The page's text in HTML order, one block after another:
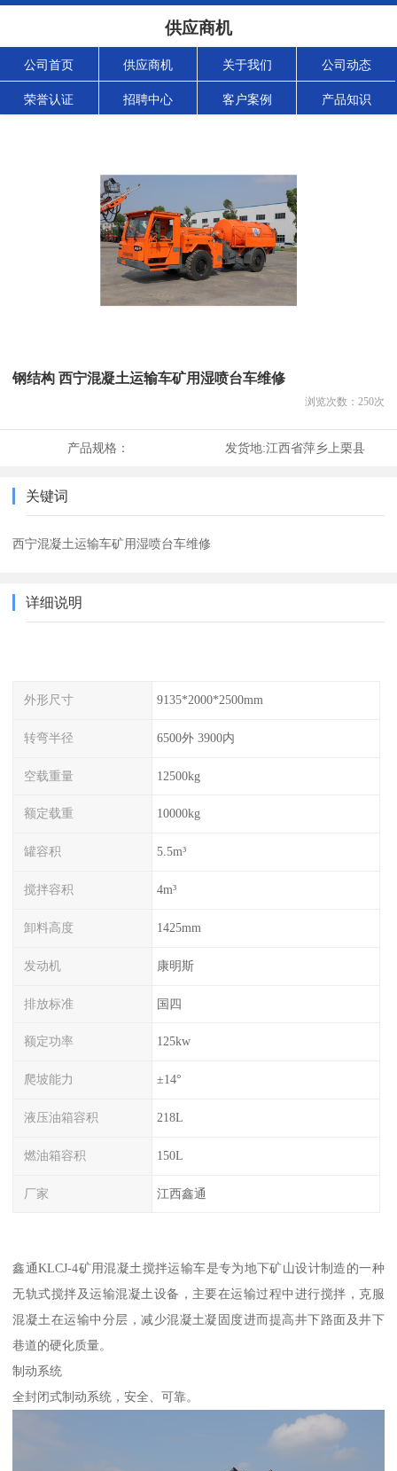
供应商机
公司首页 供应商机 关于我们 公司动态
荣誉认证 招聘中心 客户案例 产品知识
钢结构 西宁混凝土运输车矿用湿喷台车维修
浏览次数： 250次
产品规格： 发货地:江西省萍乡上栗县
关键词
西宁混凝土运输车矿用湿喷台车维修
详细说明
外形尺寸 9135*2000*2500mm
转弯半径 6500外 3900内
空载重量 12500kg
额定载重 10000kg
罐容积 5.5m³
搅拌容积 4m³
卸料高度 1425mm
发动机 康明斯
排放标准 国四
额定功率 125kw
爬坡能力 ±14°
液压油箱容积 218L
燃油箱容积 150L
厂家 江西鑫通
鑫通KLCJ-4矿用混凝土搅拌运输车是专为地下矿山设计制造的一种
无轨式搅拌及运输混凝土设备，主要在运输过程中进行搅拌，克服
混凝土在运输中分层，减少混凝土凝固度进而提高井下路面及井下
巷道的硬化质量。
制动系统
全封闭式制动系统，安全、可靠。